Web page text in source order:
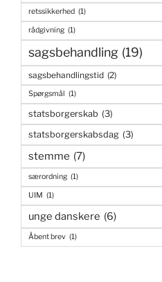
retssikkerhed (1)
rådgivning (1)
sagsbehandling (19)
sagsbehandlingstid (2)
Spørgsmål (1)
statsborgerskab (3)
statsborgerskabsdag (3)
stemme (7)
særordning (1)
UIM (1)
unge danskere (6)
Åbent brev (1)